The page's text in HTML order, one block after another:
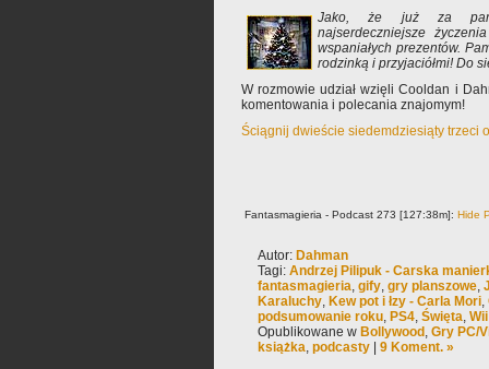
Jako, że już za
najserdeczniejsze
wspaniałych prezentów.
rodzinką i przyjaciółmi! Do
W rozmowie udział wzięli Cooldan i
komentowania i polecania znajomym!
Ściągnij dwieście siedemdziesiąty trzeci
Fantasmagieria - Podcast 273 [127:38m]: Hide
Autor: Dahman
Tagi: Andrzej Pilipuk - Carska
fantasmagieria, gify, gry planszowe,
Karaluchy, Kew pot i łzy - Carla Mori,
podsumowanie roku, PS4, Święta,
Opublikowane w Bollywood , Gry PC/
książka, podcasty 9 Koment. »